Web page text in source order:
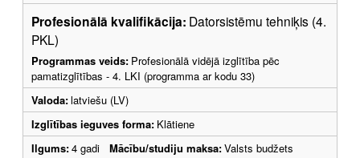
Profesionālā kvalifikācija: Datorsistēmu tehniķis (4.
PKL)
Programmas veids: Profesionālā vidējā izglītība pēc
pamatizglītības - 4. LKI (programma ar kodu 33)
Valoda:latviešu (LV)
Izglītības ieguves forma: Klātiene
Ilgums:4 gadi Mācību/studiju maksa:Valsts budžets